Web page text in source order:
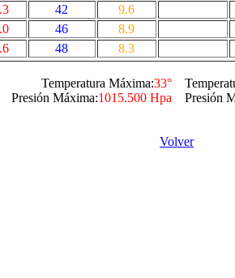
42 9.6
46 8.9
48 8.3
Temperatura Máxima:33°
Presión Máxima:1015.500 Hpa Presión
Volver